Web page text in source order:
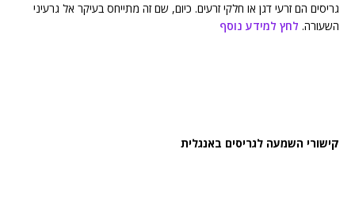
גריסים הם זרעי דגן או חלקי זרעים. כיום, שם זה מתייחס בעיקר אל גרעיני
השעורה. לחץ למידע נוסף
קישורי השמעה לגריסים באנגלית